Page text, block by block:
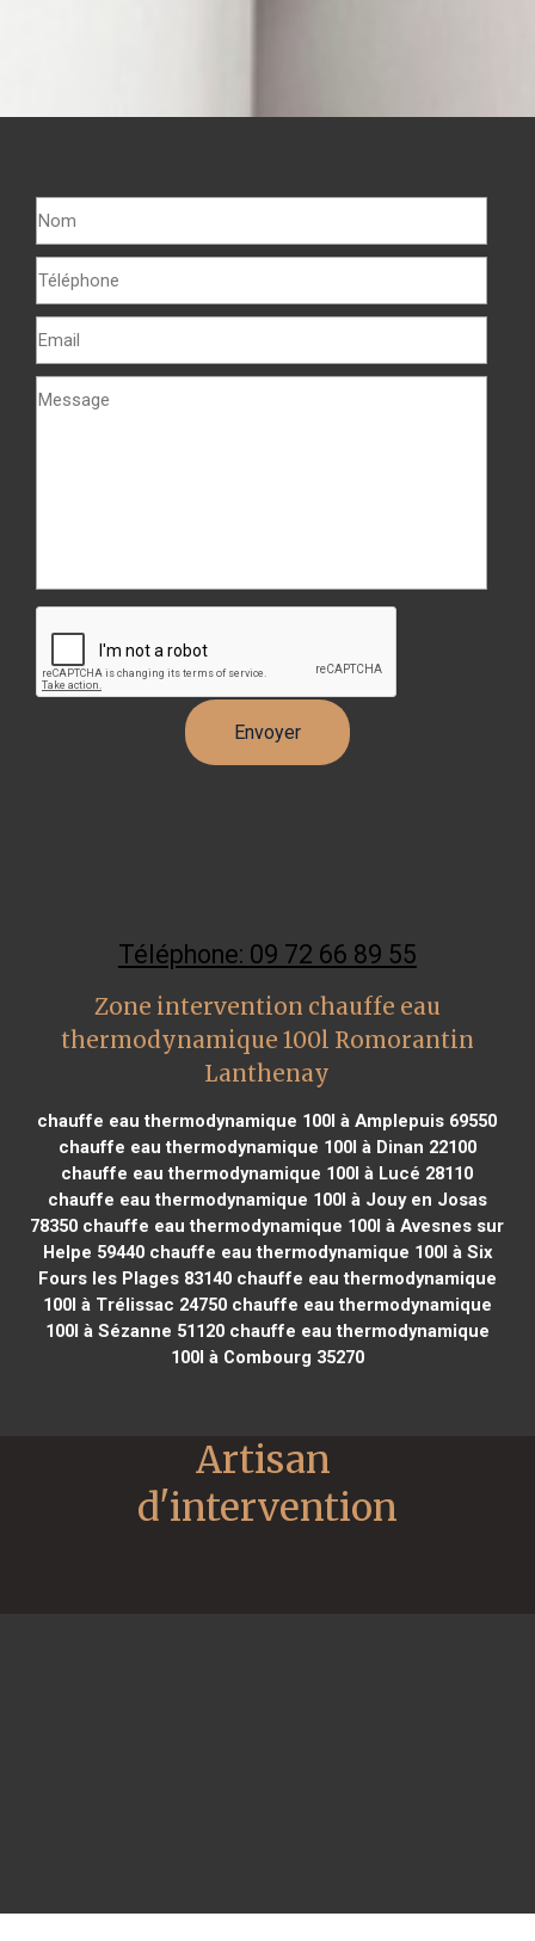
Téléphone: 09 72 66 89 55
Zone intervention chauffe eau
thermodynamique 100l Romorantin
Lanthenay
chauffe eau thermodynamique 100l à Amplepuis 69550
chauffe eau thermodynamique 100l à Dinan 22100
chauffe eau thermodynamique 100l à Lucé 28110
chauffe eau thermodynamique 100l à Jouy en Josas
78350 chauffe eau thermodynamique 100l à Avesnes sur
Helpe 59440chauffe eau thermodynamique 100l à Six
Fours les Plages 83140chauffe eau thermodynamique
100l à Trélissac 24750chauffe eau thermodynamique
100l à Sézanne 51120chauffe eau thermodynamique
100l à Combourg 35270
Artisan
d'intervention